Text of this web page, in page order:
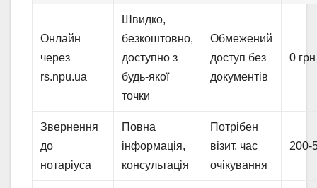
Онлайн
через
rs.npu.ua
Швидко,
безкоштовно,
доступно з
будь-якої
точки
Обмежений
доступ без
документів
0 грн
Звернення
до
нотаріуса
Повна
інформація,
консультація
Потрібен
візит, час
очікування
200-